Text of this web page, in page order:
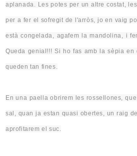
aplanada. Les potes per un altre costat,
per a fer el sofregit de l'arròs, jo en vaig
està congelada, agafem la mandolina, i
Queda genial!!! Si ho fas amb la sèpia
queden tan fines.
En una paella obrirem les rossellones,
sal, quan ja estan quasi obertes, un raig
aprofitarem el suc.